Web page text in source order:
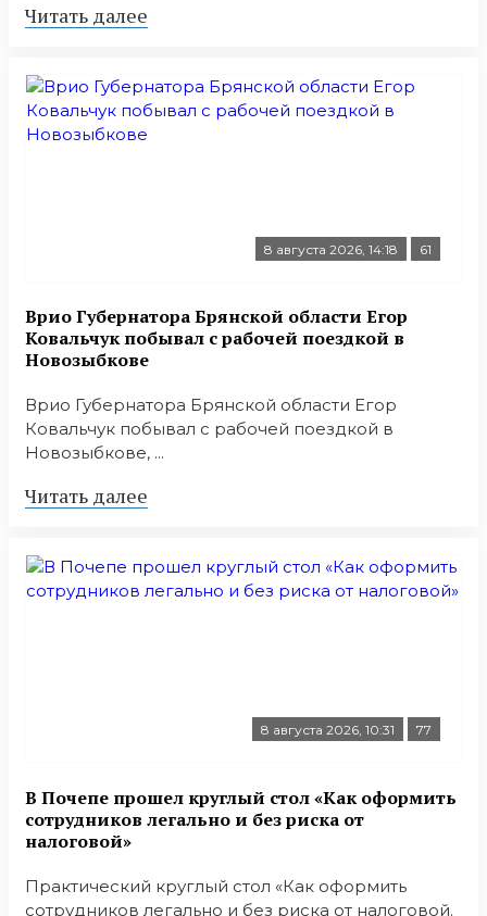
Читать далее
8 августа 2026, 14:18 61
Врио Губернатора Брянской области Егор
Ковальчук побывал с рабочей поездкой в
Новозыбкове
Врио Губернатора Брянской области Егор
Ковальчук побывал с рабочей поездкой в
Новозыбкове, ...
Читать далее
8 августа 2026, 10:31 77
В Почепе прошел круглый стол «Как оформить
сотрудников легально и без риска от
налоговой»
Практический круглый стол «Как оформить
сотрудников легально и без риска от налоговой.